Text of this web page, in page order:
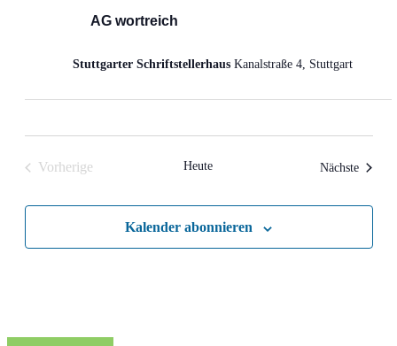
AG wortreich
Stuttgarter Schriftstellerhaus Kanalstraße 4, Stuttgart
Vorherige
Heute Nächste
Kalender abonnieren